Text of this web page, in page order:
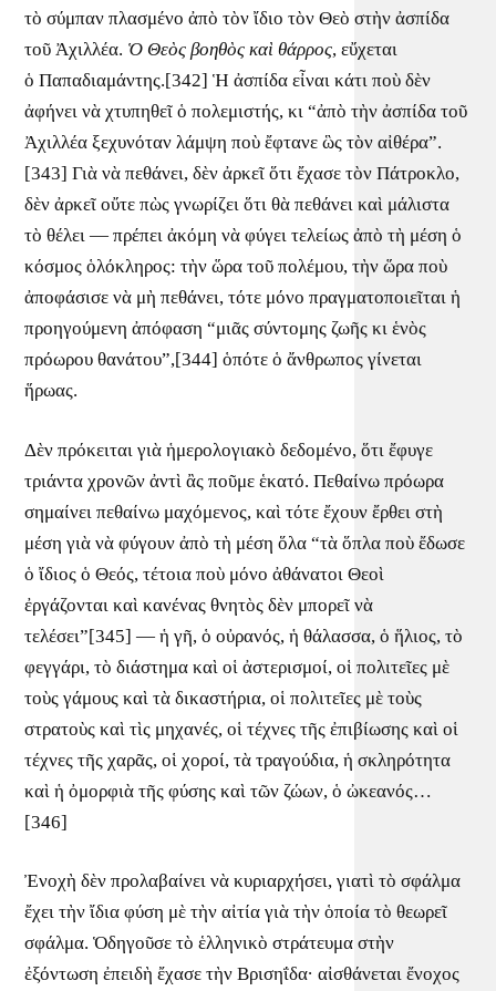
τὸ σύμπαν πλασμένο ἀπὸ τὸν ἴδιο τὸν Θεὸ στὴν ἀσπίδα
τοῦ Ἀχιλλέα. Ὁ Θεὸς βοηθὸς καὶ θάρρος, εὔχεται
ὁ Παπαδιαμάντης.[342] Ἡ ἀσπίδα εἶναι κάτι ποὺ δὲν
ἀφήνει νὰ χτυπηθεῖ ὁ πολεμιστής, κι “ἀπὸ τὴν ἀσπίδα τοῦ
Ἀχιλλέα ξεχυνόταν λάμψη ποὺ ἔφτανε ὣς τὸν αἰθέρα”.
[343] Γιὰ νὰ πεθάνει, δὲν ἀρκεῖ ὅτι ἔχασε τὸν Πάτροκλο,
δὲν ἀρκεῖ οὔτε πὼς γνωρίζει ὅτι θὰ πεθάνει καὶ μάλιστα
τὸ θέλει — πρέπει ἀκόμη νὰ φύγει τελείως ἀπὸ τὴ μέση ὁ
κόσμος ὁλόκληρος: τὴν ὥρα τοῦ πολέμου, τὴν ὥρα ποὺ
ἀποφάσισε νὰ μὴ πεθάνει, τότε μόνο πραγματοποιεῖται ἡ
προηγούμενη ἀπόφαση “μιᾶς σύντομης ζωῆς κι ἑνὸς
πρόωρου θανάτου”,[344] ὁπότε ὁ ἄνθρωπος γίνεται
ἥρωας.
Δὲν πρόκειται γιὰ ἡμερολογιακὸ δεδομένο, ὅτι ἔφυγε
τριάντα χρονῶν ἀντὶ ἂς ποῦμε ἑκατό. Πεθαίνω πρόωρα
σημαίνει πεθαίνω μαχόμενος, καὶ τότε ἔχουν ἔρθει στὴ
μέση γιὰ νὰ φύγουν ἀπὸ τὴ μέση ὅλα “τὰ ὅπλα ποὺ ἔδωσε
ὁ ἴδιος ὁ Θεός, τέτοια ποὺ μόνο ἀθάνατοι Θεοὶ
ἐργάζονται καὶ κανένας θνητὸς δὲν μπορεῖ νὰ
τελέσει”[345] — ἡ γῆ, ὁ οὐρανός, ἡ θάλασσα, ὁ ἥλιος, τὸ
φεγγάρι, τὸ διάστημα καὶ οἱ ἀστερισμοί, οἱ πολιτεῖες μὲ
τοὺς γάμους καὶ τὰ δικαστήρια, οἱ πολιτεῖες μὲ τοὺς
στρατοὺς καὶ τὶς μηχανές, οἱ τέχνες τῆς ἐπιβίωσης καὶ οἱ
τέχνες τῆς χαρᾶς, οἱ χοροί, τὰ τραγούδια, ἡ σκληρότητα
καὶ ἡ ὀμορφιὰ τῆς φύσης καὶ τῶν ζώων, ὁ ὠκεανός…
[346]
Ἐνοχὴ δὲν προλαβαίνει νὰ κυριαρχήσει, γιατὶ τὸ σφάλμα
ἔχει τὴν ἴδια φύση μὲ τὴν αἰτία γιὰ τὴν ὁποία τὸ θεωρεῖ
σφάλμα. Ὁδηγοῦσε τὸ ἑλληνικὸ στράτευμα στὴν
ἐξόντωση ἐπειδὴ ἔχασε τὴν Βρισηΐδα· αἰσθάνεται ἔνοχος